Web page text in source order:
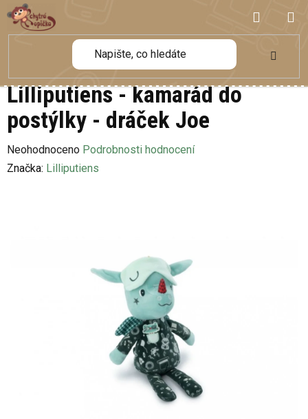
Přejít
na
obsah
KOŠÍK
Lilliputiens - kamarád do
postýlky - dráček Joe
Průměrné
hodnocení
Neohodnoceno Podrobnosti hodnocení
Značka: Lilliputiens